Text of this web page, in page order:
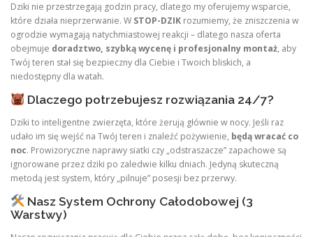
Dziki nie przestrzegają godzin pracy, dlatego my oferujemy wsparcie,
które działa nieprzerwanie. W STOP-DZIK rozumiemy, że zniszczenia w
ogrodzie wymagają natychmiastowej reakcji – dlatego nasza oferta
obejmuje doradztwo, szybką wycenę i profesjonalny montaż, aby
Twój teren stał się bezpieczny dla Ciebie i Twoich bliskich, a
niedostępny dla watah.
Dlaczego potrzebujesz rozwiązania 24/7?
Dziki to inteligentne zwierzęta, które żerują głównie w nocy. Jeśli raz
udało im się wejść na Twój teren i znaleźć pożywienie, będą wracać co
noc. Prowizoryczne naprawy siatki czy „odstraszacze” zapachowe są
ignorowane przez dziki po zaledwie kilku dniach. Jedyną skuteczną
metodą jest system, który „pilnuje” posesji bez przerwy.
Nasz System Ochrony Całodobowej (3
Warstwy)